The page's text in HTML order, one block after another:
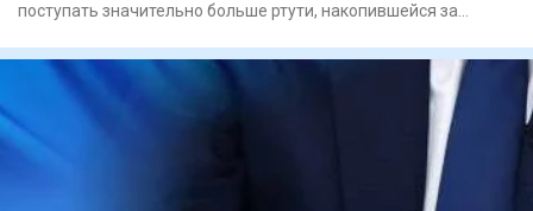
поступать значительно больше ртути, накопившейся за